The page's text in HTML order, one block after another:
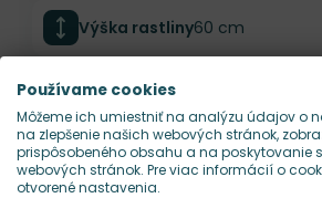
Výška rastliny60 cm
Šírka rastliny
Habitus rastlinyvzpriamený
Používame cookies
Môžeme ich umiestniť na analýzu údajov o
na zlepšenie našich webových stránok,
prispôsobeného obsahu a na poskytovanie
webových stránok. Pre viac informácií o
otvorené nastavenia.